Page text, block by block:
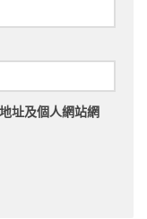
址及個人網站網